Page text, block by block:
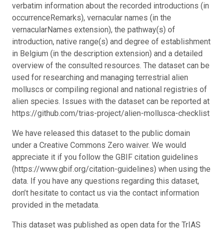
verbatim information about the recorded introductions (in
occurrenceRemarks), vernacular names (in the
vernacularNames extension), the pathway(s) of
introduction, native range(s) and degree of establishment
in Belgium (in the description extension) and a detailed
overview of the consulted resources. The dataset can be
used for researching and managing terrestrial alien
molluscs or compiling regional and national registries of
alien species. Issues with the dataset can be reported at
https://github.com/trias-project/alien-mollusca-checklist
We have released this dataset to the public domain
under a Creative Commons Zero waiver. We would
appreciate it if you follow the GBIF citation guidelines
(https://www.gbif.org/citation-guidelines) when using the
data. If you have any questions regarding this dataset,
don’t hesitate to contact us via the contact information
provided in the metadata.
This dataset was published as open data for the TrIAS